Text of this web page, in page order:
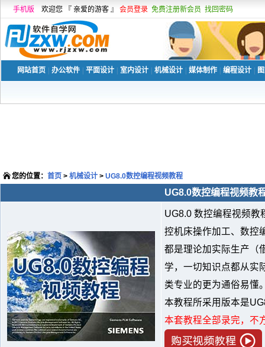
手机版 欢迎您 『 亲爱的游客 』 会员登录 免费注册新会员 找回密码
网站首页 办公软件 平面设计 室内设计 机械设计 媒体制作 编程设计
您的位置： 首页 > 机械设计 > UG8.0数控编程视频教程
UG8.0数控编程视频教
UG8.0 数控编程视频教
控机床操作加工、数控
都是理论加实际生产（
学，一切知识点都从实
类专业的更为通俗易懂
本教程所采用版本是
本套教程全部录完，不